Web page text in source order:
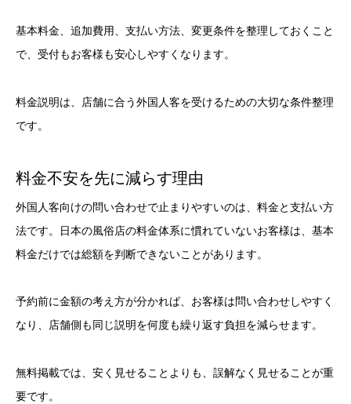
基本料金、追加費用、支払い方法、変更条件を整理しておくこと
で、受付もお客様も安心しやすくなります。
料金説明は、店舗に合う外国人客を受けるための大切な条件整理
です。
料金不安を先に減らす理由
外国人客向けの問い合わせで止まりやすいのは、料金と支払い方
法です。日本の風俗店の料金体系に慣れていないお客様は、基本
料金だけでは総額を判断できないことがあります。
予約前に金額の考え方が分かれば、お客様は問い合わせしやすく
なり、店舗側も同じ説明を何度も繰り返す負担を減らせます。
無料掲載では、安く見せることよりも、誤解なく見せることが重
要です。